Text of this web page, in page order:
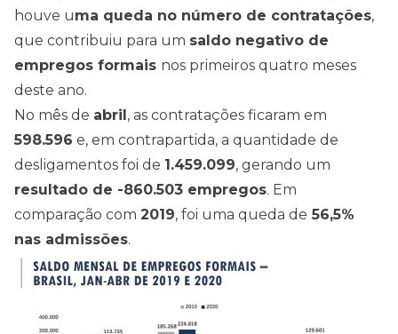
houve uma queda no número de contratações,
que contribuiu para um saldo negativo de
empregos formais nos primeiros quatro meses
deste ano.
No mês de abril, as contratações ficaram em
598.596 e, em contrapartida, a quantidade de
desligamentos foi de 1.459.099, gerando um
resultado de -860.503 empregos. Em
comparação com 2019, foi uma queda de 56,5%
nas admissões.